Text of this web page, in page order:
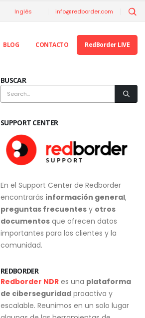
Inglés info@redborder.com
BLOG CONTACTO RedBorder LIVE
BUSCAR
SUPPORT CENTER
En el Support Center de Redborder
encontrarás información general,
preguntas frecuentes y otros
documentos que ofrecen datos
importantes para los clientes y la
comunidad.
REDBORDER
Redborder NDR es una plataforma
de ciberseguridad proactiva y
escalable. Reunimos en un solo lugar